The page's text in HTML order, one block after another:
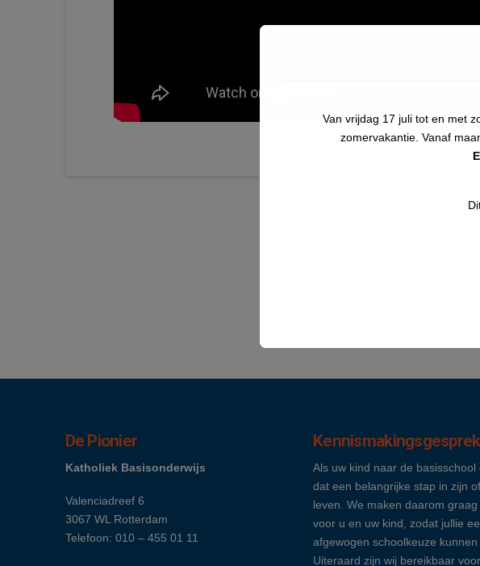
De Pionier
Katholiek Basisonderwijs
Valenciadreef 6
3067 WL Rotterdam
Telefoon: 010 – 455 01 11
Kennismakingsgesprek
Als uw kind naar de basisschool
dat een belangrijke stap in zijn
leven. We maken daarom graag
voor u en uw kind, zodat jullie
afgewogen schoolkeuze kunnen
Uiteraard zijn wij bereikbaar voor
Van vrijdag 17 juli tot en met
zomervakantie. Vanaf